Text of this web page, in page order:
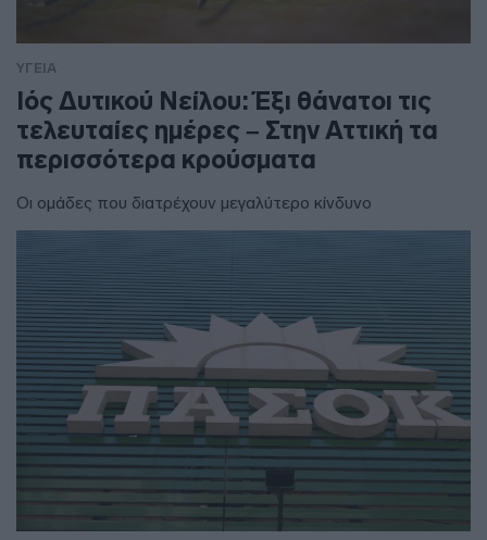
ΥΓΕΙΑ
Ιός Δυτικού Νείλου: Έξι θάνατοι τις
τελευταίες ημέρες – Στην Αττική τα
περισσότερα κρούσματα
Οι ομάδες που διατρέχουν μεγαλύτερο κίνδυνο